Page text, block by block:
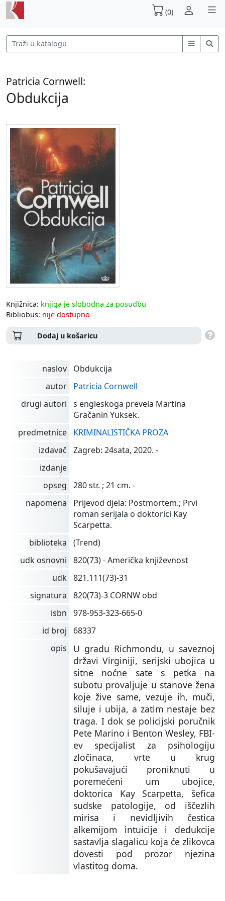
(0)
Patricia Cornwell:
Obdukcija
Knjižnica: knjiga je slobodna za posudbu
Bibliobus: nije dostupno
Dodaj u košaricu
naslov
Obdukcija
autor
Patricia Cornwell
drugi autori
s engleskoga prevela Martina
Gračanin Yuksek.
predmetnice
KRIMINALISTIČKA PROZA
izdavač
Zagreb: 24sata, 2020. -
izdanje
opseg
280 str. ; 21 cm. -
napomena
Prijevod djela: Postmortem.; Prvi
roman serijala o doktorici Kay
Scarpetta.
biblioteka
(Trend)
udk osnovni
820(73) - Američka književnost
udk 821.111(73)-31
signatura
820(73)-3 CORNW obd
isbn
978-953-323-665-0
id broj
68337
opis
U gradu Richmondu, u saveznoj
državi Virginiji, serijski ubojica u
sitne noćne sate s petka na
subotu provaljuje u stanove žena
koje žive same, vezuje ih, muči,
siluje i ubija, a zatim nestaje bez
traga. I dok se policijski poručnik
Pete Marino i Benton Wesley, FBI-
ev specijalist za psihologiju
zločinaca, vrte u krug
pokušavajući proniknuti u
poremećeni um ubojice,
doktorica Kay Scarpetta, šefica
sudske patologije, od iščezlih
mirisa i nevidljivih čestica
alkemijom intuicije i dedukcije
sastavlja slagalicu koja će zlikovca
dovesti pod prozor njezina
vlastitog doma.